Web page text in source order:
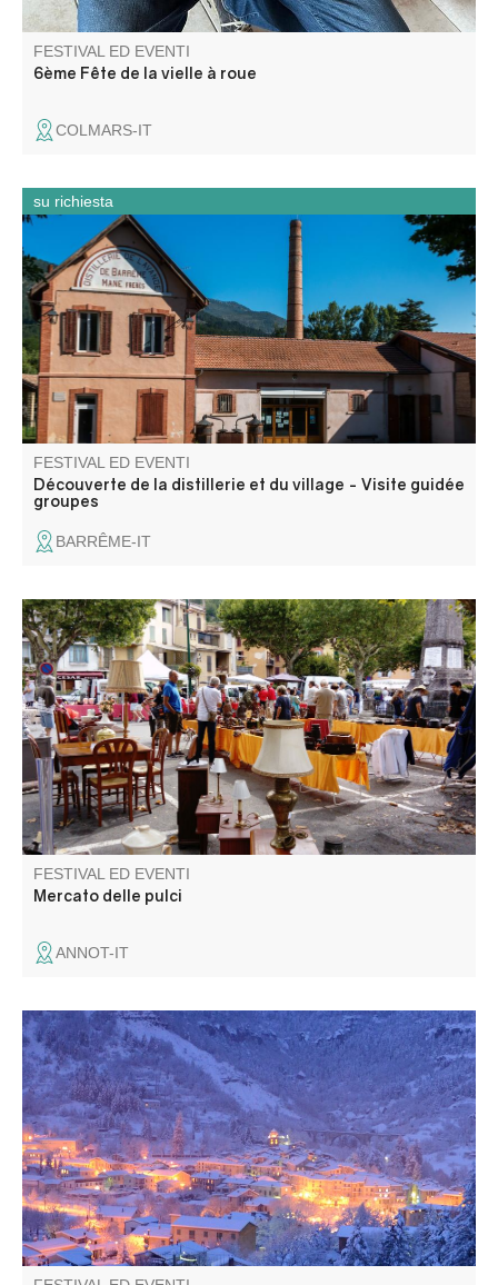
FESTIVAL ED EVENTI
6ème Fête de la vielle à roue
COLMARS-IT
Un'intera giornata che combina patrimonio industriale,
mediazione culturale e scoperta del territorio.
FESTIVAL ED EVENTI
Découverte de la distillerie et du village - Visite guidée
groupes
su richiesta
BARRÊME-IT
Annot vi invita ad andare a caccia di occasioni nella
piazza del mercato e nelle vie del centro storico!
Giocattoli, oggetti decorativi, libri, vestiti... Tra le
bancarelle ci sarà sicuramente l'articolo che cercate.
FESTIVAL ED EVENTI
Mercato delle pulci
ANNOT-IT
Ampia scelta di regali e decorazioni, mercato con prodotti
artigianali : associazioni, artigiani e produttori vi accolgono
in un'atmosfera calorosa. Stand del Telethon, animazioni
varie.